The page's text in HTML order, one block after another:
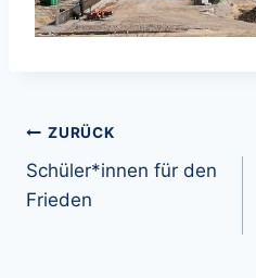
ZURÜCK
Schüler*innen für den
Frieden